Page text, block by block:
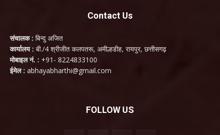
Contact Us
संचालक : बिन्दु अजित
कार्यालय : बी./4 श्रीजीत कलपतरू, अमील्हडीह, रायपुर, छत्तीसगढ़
मोबाइल नं. : +91- 8224833100
ईमेल : abhayabharthi@gmail.com
FOLLOW US